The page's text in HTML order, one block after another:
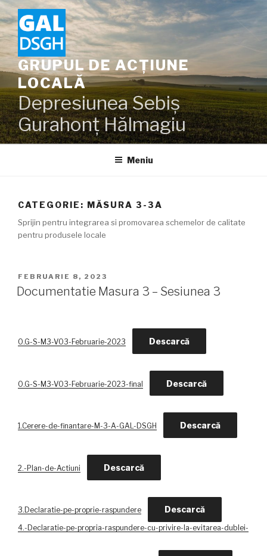
Sari
la
conținut
GRUPUL DE ACȚIUNE
LOCALĂ
Depresiunea Sebiș
Gurahonț Hălmagiu
Meniu
CATEGORIE: MĂSURA 3-3A
Sprijin pentru integrarea si promovarea schemelor de calitate
pentru produsele locale
PUBLICAT
PE
FEBRUARIE 8, 2023
Documentatie Masura 3 – Sesiunea 3
0.G-S-M3-V03-Februarie-2023 Descarcă
0.G-S-M3-V03-Februarie-2023-final Descarcă
1.Cerere-de-finantare-M-3-A-GAL-DSGH Descarcă
2.-Plan-de-Actiuni Descarcă
3.Declaratie-pe-proprie-raspundere Descarcă
4.-Declaratie-pe-propria-raspundere-cu-privire-la-evitarea-dublei-